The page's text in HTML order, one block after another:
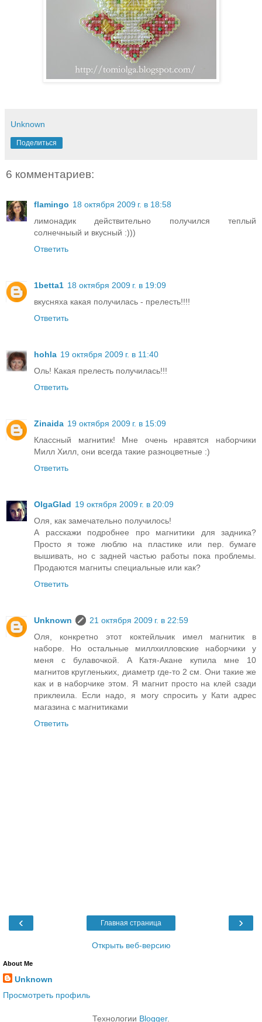
Unknown
Поделиться
6 комментариев:
flamingo 18 октября 2009 г. в 18:58
лимонадик действительно получился теплый
солнечныый и вкусный :)))
Ответить
1betta1 18 октября 2009 г. в 19:09
вкусняха какая получилась - прелесть!!!!
Ответить
hohla 19 октября 2009 г. в 11:40
Оль! Какая прелесть получилась!!!
Ответить
Zinaida 19 октября 2009 г. в 15:09
Классный магнитик! Мне очень нравятся наборчики
Милл Хилл, они всегда такие разноцветные :)
Ответить
OlgaGlad 19 октября 2009 г. в 20:09
Оля, как замечательно получилось!
А расскажи подробнее про магнитики для задника?
Просто я тоже люблю на пластике или пер. бумаге
вышивать, но с задней частью работы пока проблемы.
Продаются магниты специальные или как?
Ответить
Unknown
21 октября 2009 г. в 22:59
Оля, конкретно этот коктейльчик имел магнитик в
наборе. Но остальные миллхилловские наборчики у
меня с булавочкой. А Катя-Акане купила мне 10
магнитов кругленьких, диаметр где-то 2 см. Они такие же
как и в наборчике этом. Я магнит просто на клей сзади
приклеила. Если надо, я могу спросить у Кати адрес
магазина с магнитиками
Ответить
‹ ›
Главная страница
Открыть веб-версию
About Me
Unknown
Просмотреть профиль
Технологии Blogger.